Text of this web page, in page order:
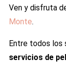
Ven y disfruta
Monte.
Entre todos los
servicios de